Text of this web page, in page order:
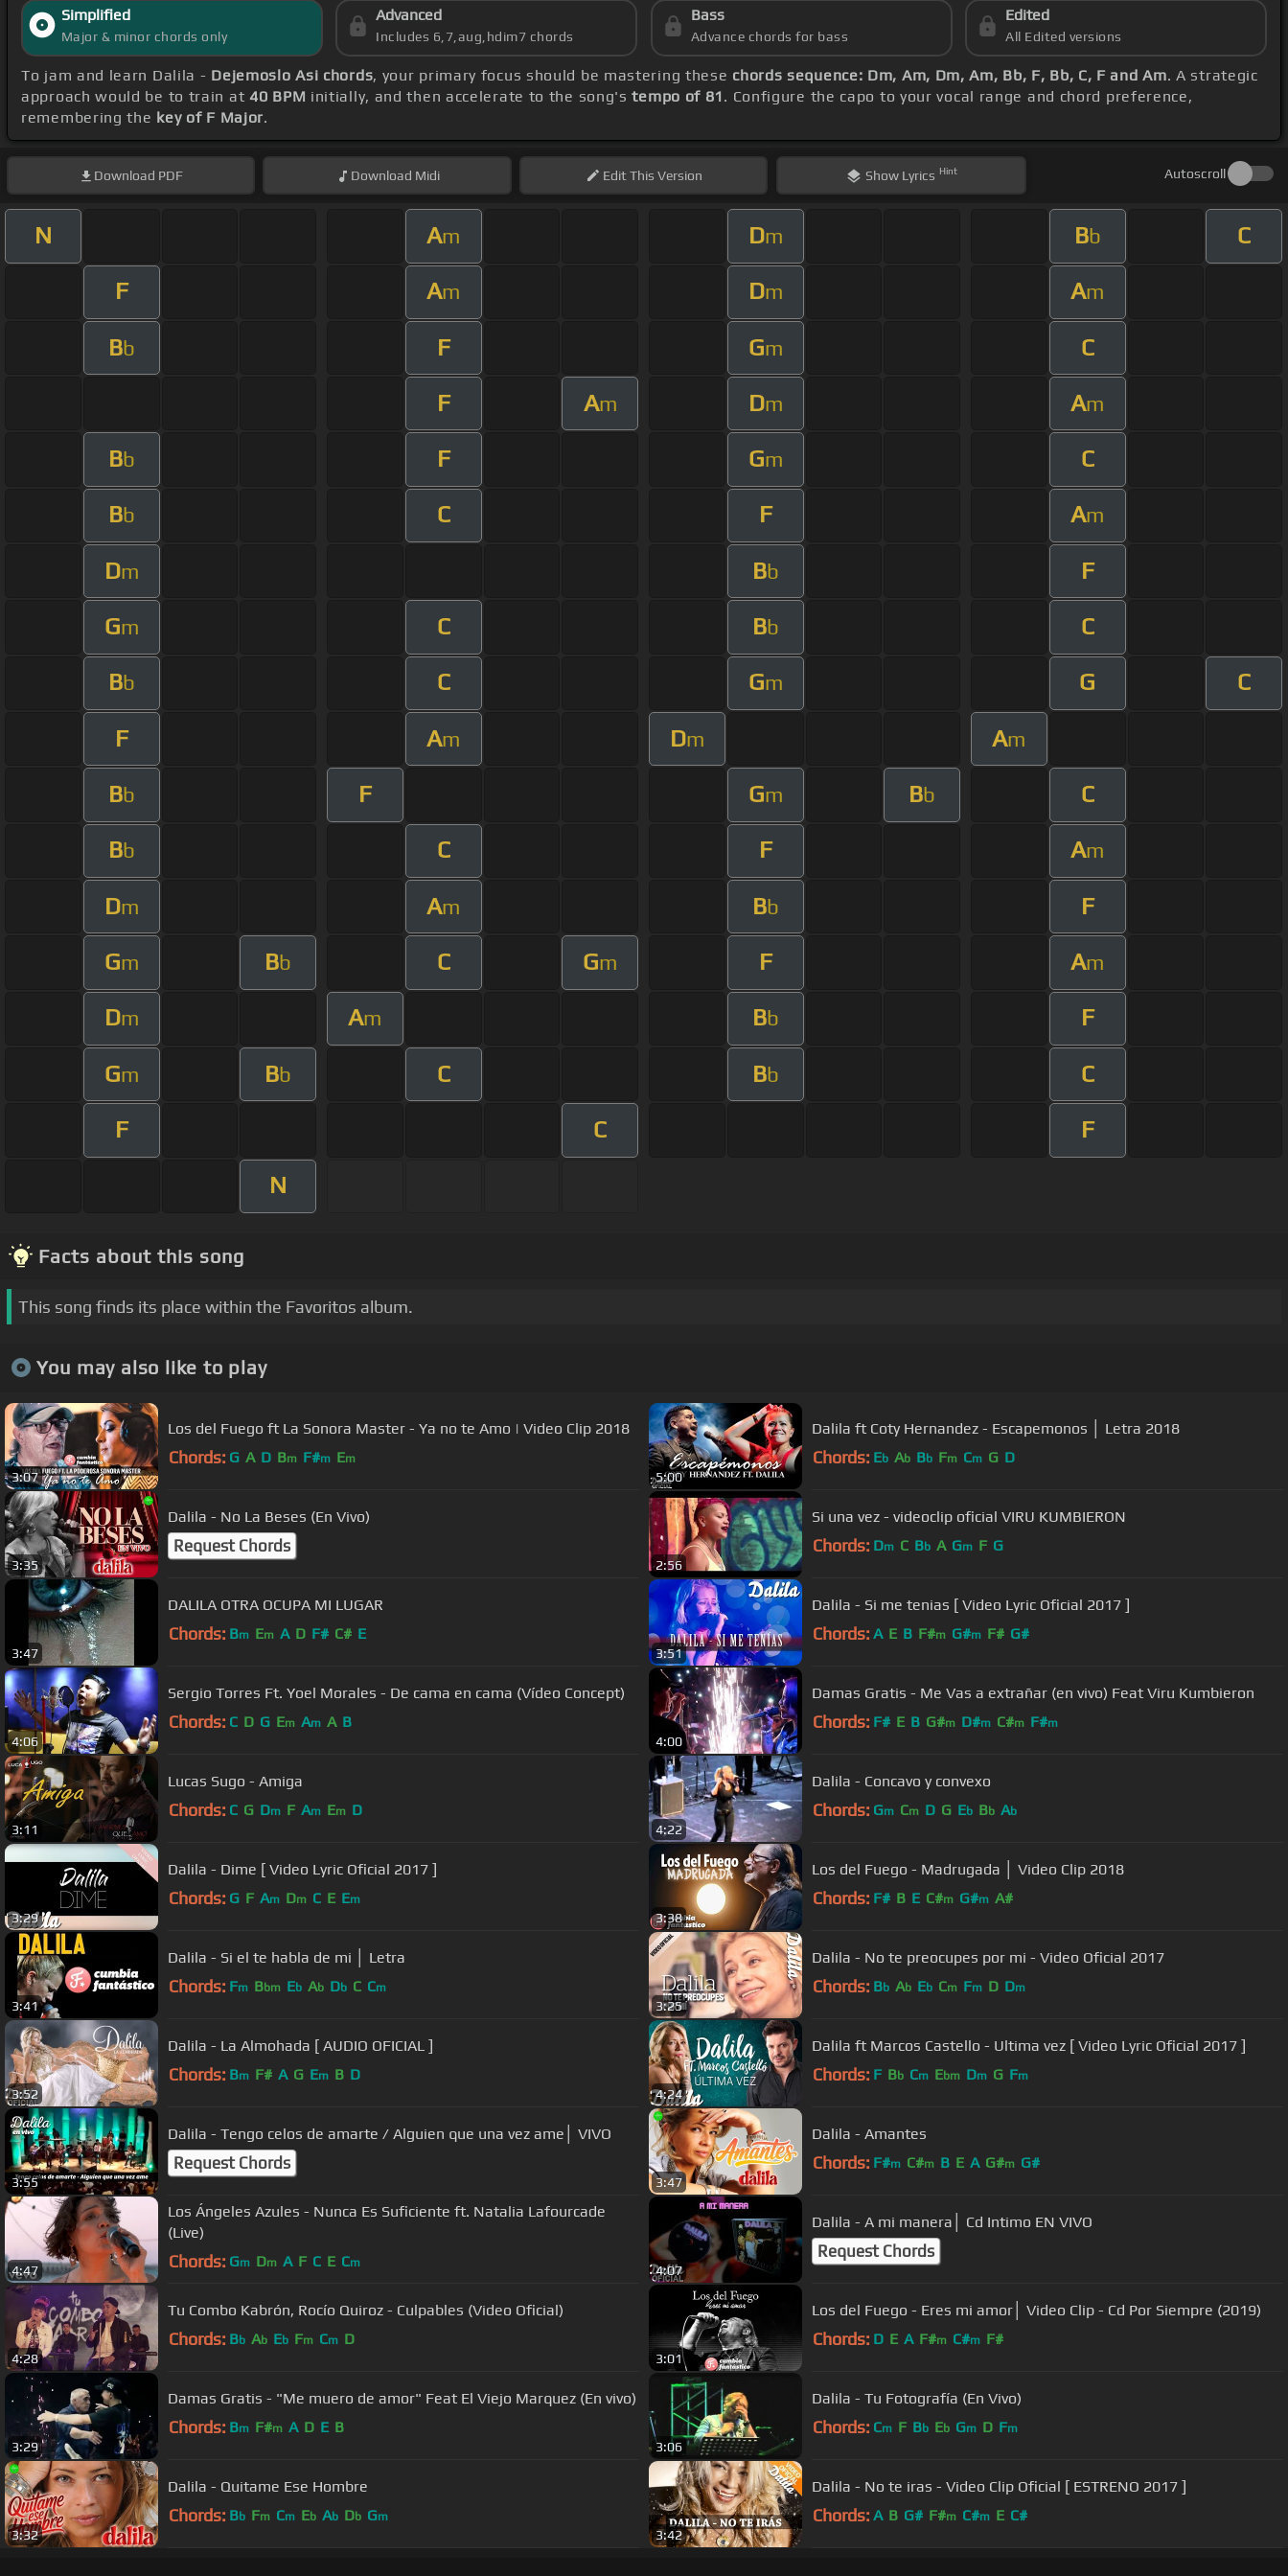
Simplified
Major & minor chords only
Advanced
Includes 6,7,aug,hdim7 chords
Bass
Advance chords for bass
Edited
All Edited versions
To jam and learn Dalila - Dejemoslo Asi chords, your primary focus should be mastering these chords sequence: Dm, Am, Dm, Am, Bb, F, Bb, C, F and Am. A strategic
approach would be to train at 40 BPM initially, and then accelerate to the song'stempo of 81 . Configure the capo to your vocal range and chord preference,
remembering the key of F Major.
Download PDF Download Midi EditThis Version Show Lyrics Hint Autoscroll
N Am Dm Bb C
F Am Dm Am
Bb F Gm C
F Am Dm Am
Bb F Gm C
Bb C F Am
Dm Bb F
Gm C Bb C
Bb C Gm G C
F Am Dm Am
Bb F Gm Bb C
Bb C F Am
Dm Am Bb F
Gm Bb C Gm F Am
Dm Am Bb F
Gm Bb C Bb C
F C F
N
Facts about this song
This song finds its place within the Favoritos album.
You may also like to play
3:07
Los del Fuego ft La Sonora Master - Ya no te Amo | Video Clip 2018
Chords: G A D Bm F#m Em
5:00
Dalila ft Coty Hernandez - Escapemonos │ Letra 2018
Chords: Eb Ab Bb Fm Cm G D
3:35
Dalila - No La Beses (En Vivo)
Request Chords
2:56
Si una vez - videoclip oficial VIRU KUMBIERON
Chords: Dm C Bb A Gm F G
3:47
DALILA OTRA OCUPA MI LUGAR
Chords: Bm Em A D F# C# E
3:51
Dalila - Si me tenias [ Video Lyric Oficial 2017 ]
Chords: A E B F#m G#m F# G#
4:06
Sergio Torres Ft. Yoel Morales - De cama en cama (Vídeo Concept)
Chords: C D G Em Am A B
4:00
Damas Gratis - Me Vas a extrañar (en vivo) Feat Viru Kumbieron
Chords: F# E B G#m D#m C#m F#m
3:11
Lucas Sugo - Amiga
Chords: C G Dm F Am Em D
4:22
Dalila - Concavo y convexo
Chords: Gm Cm D G Eb Bb Ab
3:29
Dalila - Dime [ Video Lyric Oficial 2017 ]
Chords: G F Am Dm C E Em
3:38
Los del Fuego - Madrugada │ Video Clip 2018
Chords: F# B E C#m G#m A#
3:41
Dalila - Si el te habla de mi │ Letra
Chords: Fm Bbm Eb Ab Db C Cm
3:25
Dalila - No te preocupes por mi - Video Oficial 2017
Chords: Bb Ab Eb Cm Fm D Dm
3:52
Dalila - La Almohada [ AUDIO OFICIAL ]
Chords: Bm F# A G Em B D
4:24
Dalila ft Marcos Castello - Ultima vez [ Video Lyric Oficial 2017 ]
Chords: F Bb Cm Ebm Dm G Fm
3:55
Dalila - Tengo celos de amarte / Alguien que una vez ame│ VIVO
Request Chords
3:47
Dalila - Amantes
Chords: F#m C#m B E A G#m G#
4:47
Los Ángeles Azules - Nunca Es Suficiente ft. Natalia Lafourcade
(Live)
Chords: Gm Dm A F C E Cm
4:07
Dalila - A mi manera│ Cd Intimo EN VIVO
Request Chords
4:28
Tu Combo Kabrón, Rocío Quiroz - Culpables (Video Oficial)
Chords: Bb Ab Eb Fm Cm D
3:01
Los del Fuego - Eres mi amor│ Video Clip - Cd Por Siempre (2019)
Chords: D E A F#m C#m F#
3:29
Damas Gratis - "Me muero de amor" Feat El Viejo Marquez (En vivo)
Chords: Bm F#m A D E B
3:06
Dalila - Tu Fotografía (En Vivo)
Chords: Cm F Bb Eb Gm D Fm
3:32
Dalila - Quitame Ese Hombre
Chords: Bb Fm Cm Eb Ab Db Gm
3:42
Dalila - No te iras - Video Clip Oficial [ ESTRENO 2017 ]
Chords: A B G# F#m C#m E C#